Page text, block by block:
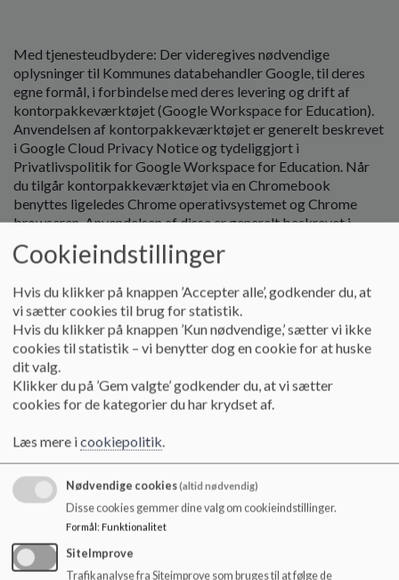
Med tjenesteudbydere: Der videregives nødvendige
oplysninger til Kommunes databehandler Google, til deres
egne formål, i forbindelse med deres levering og drift af
kontorpakkeværktøjet (Google Workspace for Education).
Anvendelsen af kontorpakkeværktøjet er generelt beskrevet
i Google Cloud Privacy Notice og tydeliggjort i
Privatlivspolitik for Google Workspace for Education. Når
du tilgår kontorpakkeværktøjet via en Chromebook
benyttes ligeledes Chrome operativsystemet og Chrome
browseren. Anvendelsen af disse er generelt beskrevet i
Google Privacy Policy og til privatlivspolitikken har Google
udgivet en uddybende beskrivelse. Googles behandling af
tjenester som bruges til undervisningsbrug, samt til at
forbedre sikkerheden og pålideligheden af
kontorpakkeværktøjet.
Google anvender ikke oplysningerne til at forbedre deres
tjenester, funktionalitet og udvikling.
som selvstændig dataansvarlig i forbindelse med Googles
overvågning af ”Child Sexual Abuse Material (CSAM)”.
Den begrænsede behandling til Googles egne formål er
konsolideret og godkendt af Datatilsynet jf. afgørelse pr. 10.
juli 2024.
Cookieindstillinger
Hvis du klikker på knappen ’Accepter alle’, godkender du, at
vi sætter cookies til brug for statistik.
Hvis du klikker på knappen ’Kun nødvendige,’ sætter vi ikke
cookies til statistik – vi benytter dog en cookie for at huske
dit valg.
Klikker du på ’Gem valgte’ godkender du, at vi sætter
cookies for de kategorier du har krydset af.
Læs mere icookiepolitik.
Nødvendige cookies(altid nødvendig)
Disse cookies gemmer dine valg om cookieindstillinger.
Formål: Funktionalitet
SiteImprove
Trafikanalyse fra Siteimprove som bruges til at følge de